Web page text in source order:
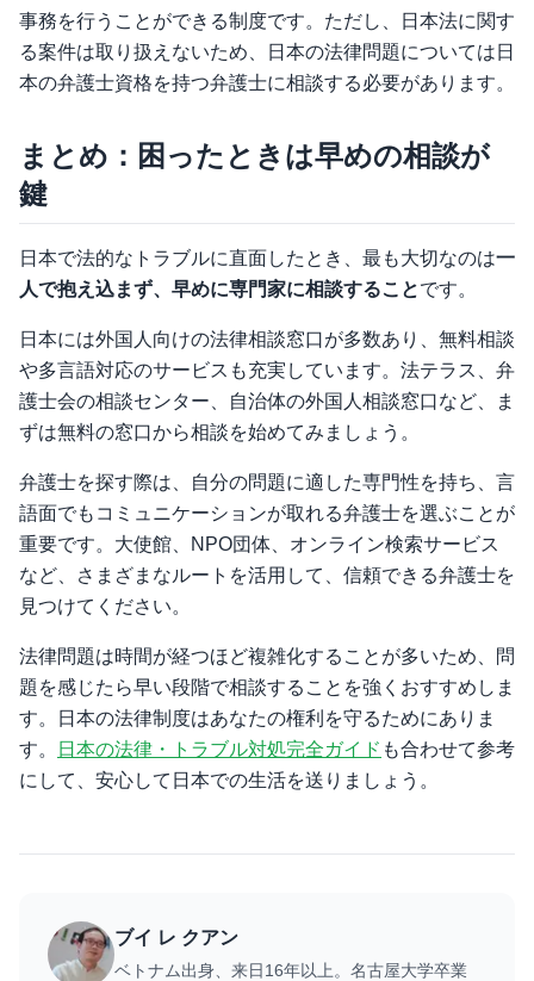
事務を行うことができる制度です。ただし、日本法に関す
る案件は取り扱えないため、日本の法律問題については日
本の弁護士資格を持つ弁護士に相談する必要があります。
まとめ：困ったときは早めの相談が
鍵
日本で法的なトラブルに直面したとき、最も大切なのは一
人で抱え込まず、早めに専門家に相談することです。
日本には外国人向けの法律相談窓口が多数あり、無料相談
や多言語対応のサービスも充実しています。法テラス、弁
護士会の相談センター、自治体の外国人相談窓口など、ま
ずは無料の窓口から相談を始めてみましょう。
弁護士を探す際は、自分の問題に適した専門性を持ち、言
語面でもコミュニケーションが取れる弁護士を選ぶことが
重要です。大使館、NPO団体、オンライン検索サービス
など、さまざまなルートを活用して、信頼できる弁護士を
見つけてください。
法律問題は時間が経つほど複雑化することが多いため、問
題を感じたら早い段階で相談することを強くおすすめしま
す。日本の法律制度はあなたの権利を守るためにありま
す。
日本の法律・トラブル対処完全ガイド も合わせて参考
にして、安心して日本での生活を送りましょう。
ブイ レ クアン
ベトナム出身、来日16年以上。名古屋大学卒業